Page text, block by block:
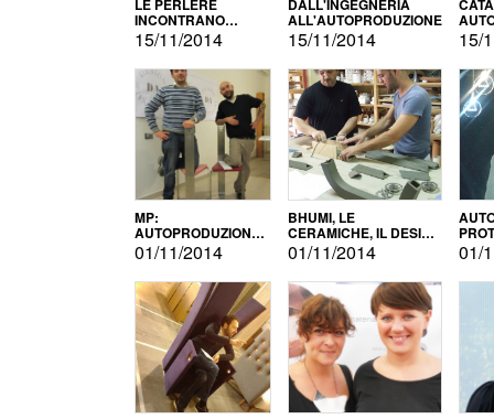
LE PERLERE
INCONTRANO
L'AUTOPRODUZIONE
15/11/2014
DALL'INGEGNERIA
ALL'AUTOPRODUZIONE
15/11/2014 15/
MP:
AUTOPRODUZIONE
E INNOVAZIONE
01/11/2014
BHUMI, LE
CERAMICHE, IL DESIGN
E L'AUTOPRODUZIONE
01/11/2014 01/